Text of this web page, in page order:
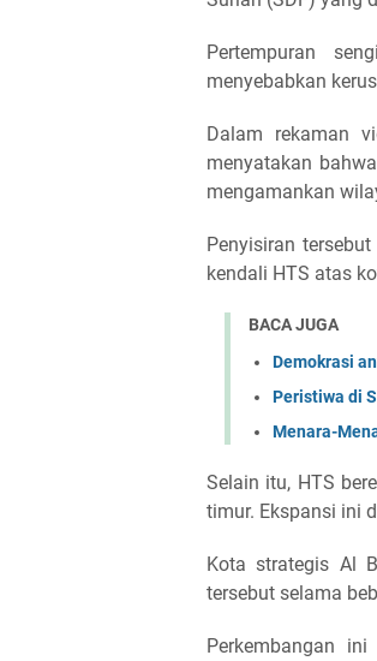
Pertempuran
menyebabkan
Dalam rekaman
menyatakan
mengamankan
Penyisiran
kendali HTS atas
BACA JUGA
Demokrasi
Peristiwa di
Menara-
Selain itu, HTS
timur. Ekspansi ini
Kota strategis Al
tersebut selama
Perkembangan